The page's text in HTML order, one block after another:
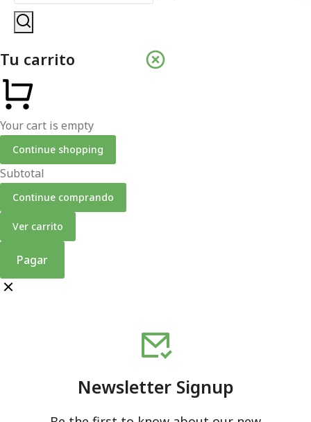
Tu carrito
Your cart is empty
Continue shopping
Subtotal
Continue comprando
Ver carrito
Pagar
Newsletter Signup